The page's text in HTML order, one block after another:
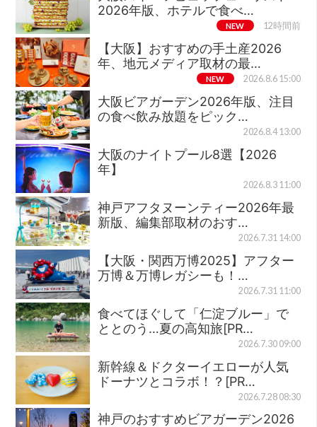
2026年版、ホテルで食べ…
NEW 12時間前
【大阪】おすすめの手土産2026
年、地元メディア取材の最…
NEW 2026.8.6 15:00
大阪ビアガーデン2026年版、注目
の食べ飲み放題をピック…
2026.8.4 13:00
大阪のナイトプール8選【2026
年】
2026.8.3 11:00
神戸アフタヌーンティー2026年最
新版、編集部取材のおす…
2026.7.31 14:00
【大阪・関西万博2025】アフター
万博＆万博レガシーも！…
2026.7.31 11:00
食べてほぐして「仁淀ブルー」で
ととのう…夏の高知旅[PR…
2026.7.30 09:00
新幹線＆ドクターイエローが人気
ドーナツとコラボ！？[PR…
2026.7.28 08:30
神戸のおすすめビアガーデン2026